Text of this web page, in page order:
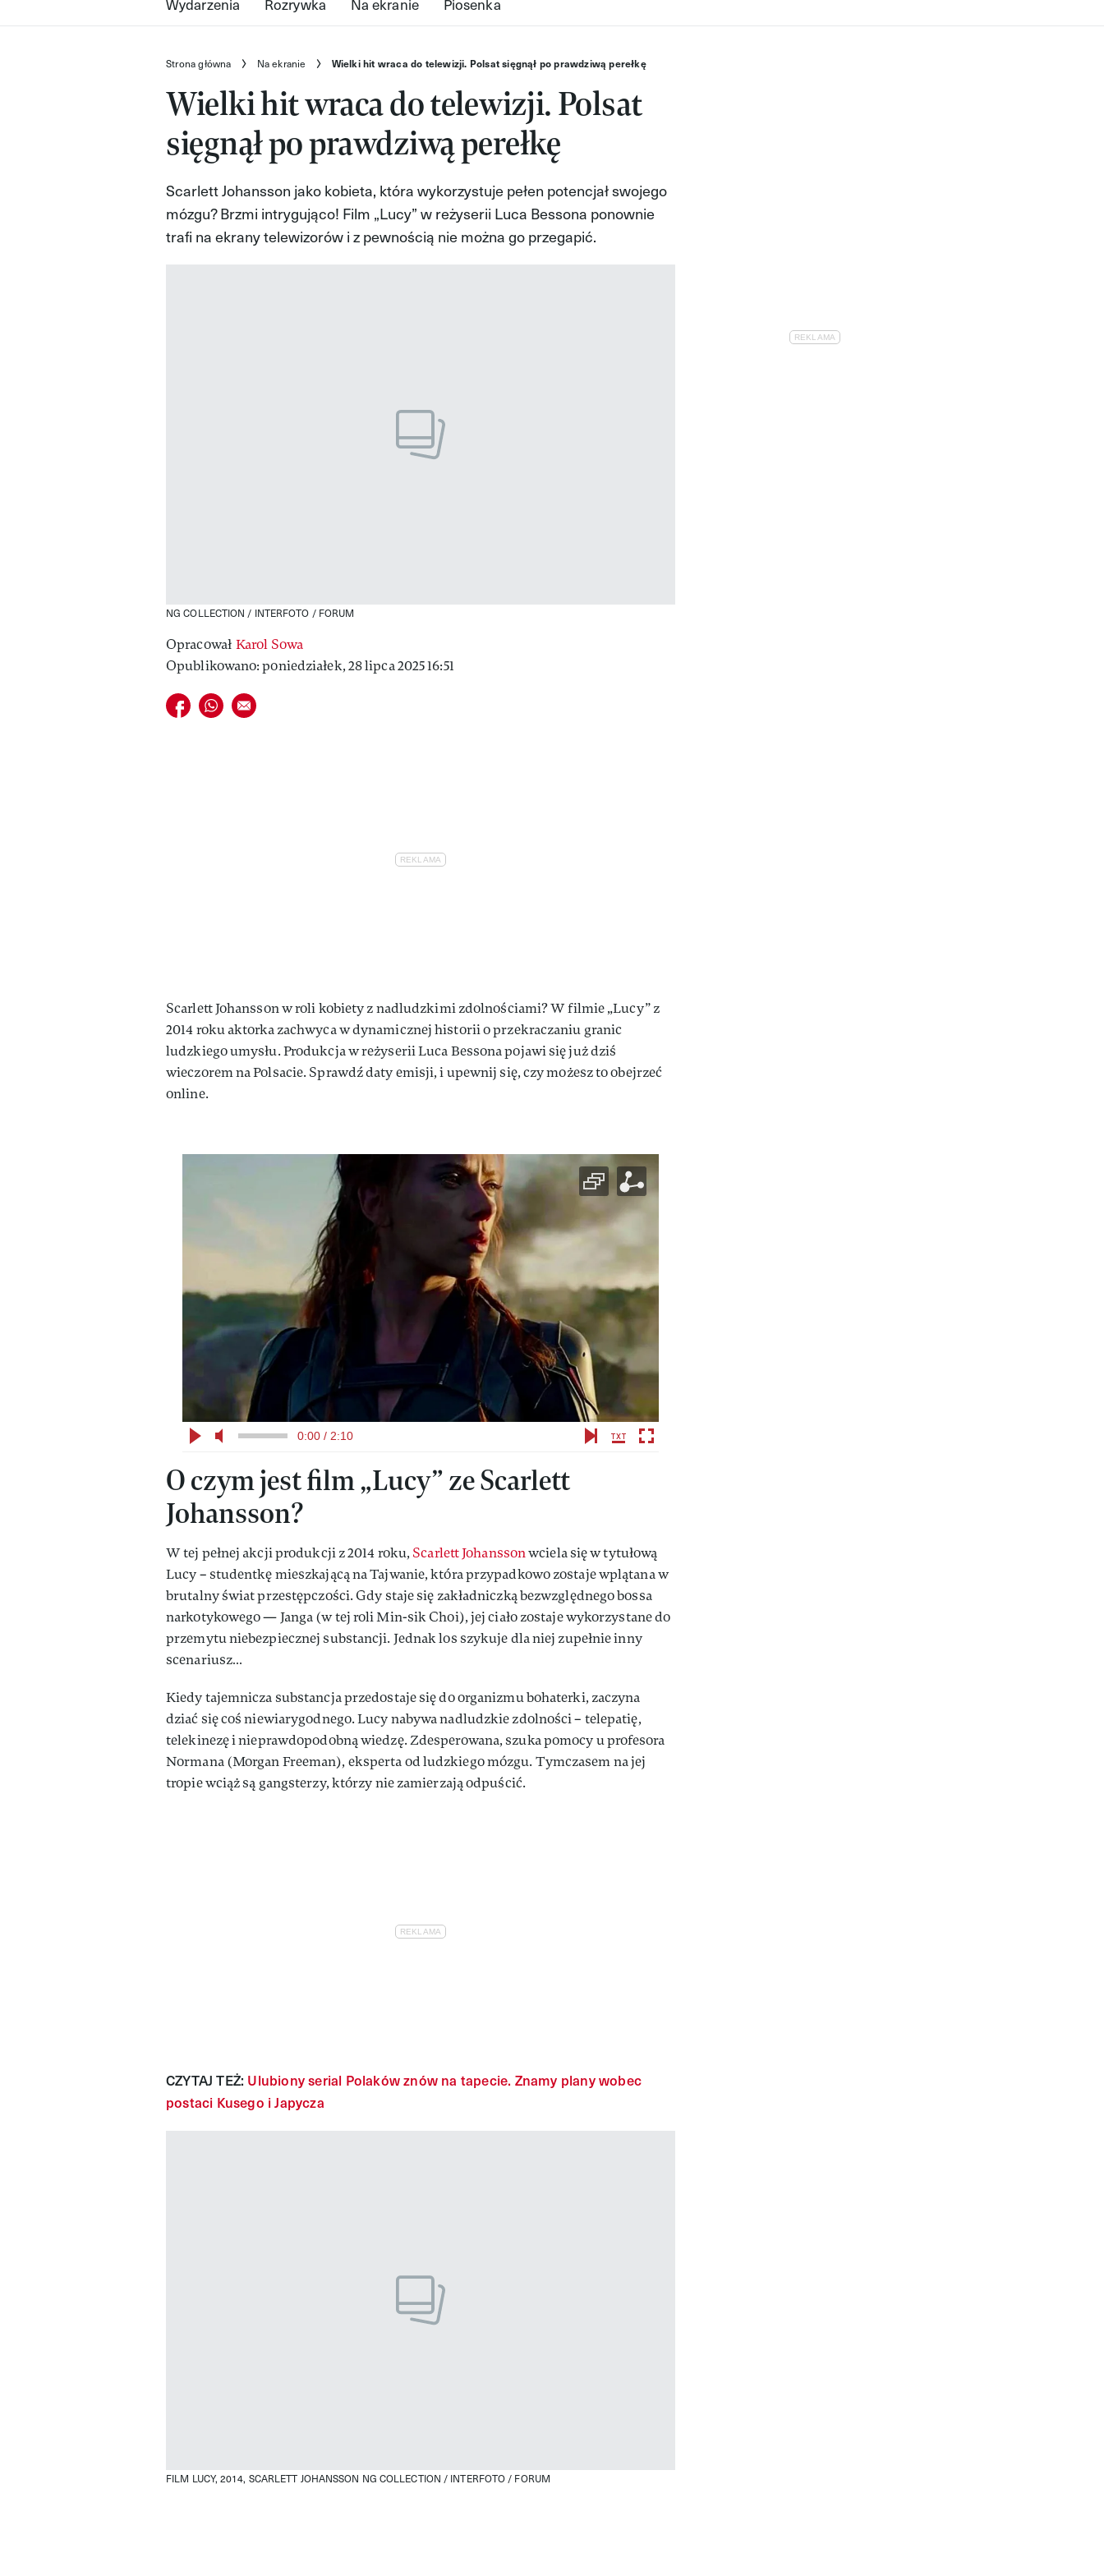
Strona główna Na ekranie Wielki hit wraca do telewizji. Polsat sięgnął po prawdziwą perełkę
Wielki hit wraca do telewizji. Polsat
sięgnął po prawdziwą perełkę
Scarlett Johansson jako kobieta, która wykorzystuje pełen potencjał swojego
mózgu? Brzmi intrygująco! Film „Lucy” w reżyserii Luca Bessona ponownie
trafi na ekrany telewizorów i z pewnością nie można go przegapić.
NG COLLECTION / INTERFOTO / FORUM
Opracował Karol Sowa
Opublikowano: poniedziałek, 28 lipca 2025 16:51
Udostępnij na facebook
Udostępnij na whatsapp
E-mail do przyjaciela
Scarlett Johansson w roli kobiety z nadludzkimi zdolnościami? W filmie „Lucy” z
2014 roku aktorka zachwyca w dynamicznej historii o przekraczaniu granic
ludzkiego umysłu. Produkcja w reżyserii Luca Bessona pojawi się już dziś
wieczorem na Polsacie. Sprawdź daty emisji, i upewnij się, czy możesz to obejrzeć
online.
0:00 / 2:10
O czym jest film „Lucy” ze Scarlett
Johansson?
W tej pełnej akcji produkcji z 2014 roku, Scarlett Johanssonwciela się w tytułową
Lucy – studentkę mieszkającą na Tajwanie, która przypadkowo zostaje wplątana w
brutalny świat przestępczości. Gdy staje się zakładniczką bezwzględnego bossa
narkotykowego — Janga (w tej roli Min-sik Choi), jej ciało zostaje wykorzystane do
przemytu niebezpiecznej substancji. Jednak los szykuje dla niej zupełnie inny
scenariusz…
Kiedy tajemnicza substancja przedostaje się do organizmu bohaterki, zaczyna
dziać się coś niewiarygodnego. Lucy nabywa nadludzkie zdolności – telepatię,
telekinezę i nieprawdopodobną wiedzę. Zdesperowana, szuka pomocy u profesora
Normana (Morgan Freeman), eksperta od ludzkiego mózgu. Tymczasem na jej
tropie wciąż są gangsterzy, którzy nie zamierzają odpuścić.
CZYTAJ TEŻ: Ulubiony serial Polaków znów na tapecie. Znamy plany wobec
postaci Kusego i Japycza
FILM LUCY, 2014, SCARLETT JOHANSSON NG COLLECTION / INTERFOTO / FORUM